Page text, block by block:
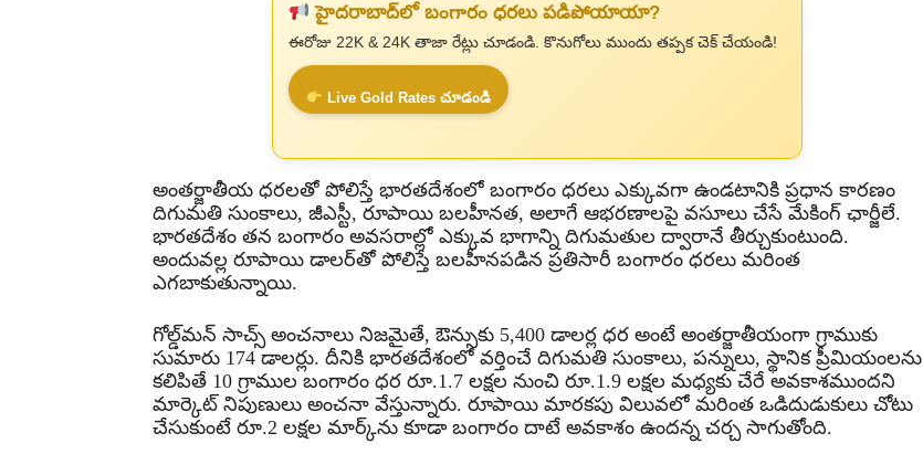
హైదరాబాద్‌లో బంగారం ధరలు పడిపోయాయా?
ఈరోజు 22K & 24K తాజా రేట్లు చూడండి. కొనుగోలు ముందు తప్పక చెక్ చేయండి!
Live Gold Rates చూడండి
అంతర్జాతీయ ధరలతో పోలిస్తే భారతదేశంలో బంగారం ధరలు ఎక్కువగా ఉండటానికి ప్రధాన కారణం
దిగుమతి సుంకాలు, జీఎస్టీ, రూపాయి బలహీనత, అలాగే ఆభరణాలపై వసూలు చేసే మేకింగ్ ఛార్జీలే.
భారతదేశం తన బంగారం అవసరాల్లో ఎక్కువ భాగాన్ని దిగుమతుల ద్వారానే తీర్చుకుంటుంది.
అందువల్ల రూపాయి డాలర్‌తో పోలిస్తే బలహీనపడిన ప్రతిసారీ బంగారం ధరలు మరింత
ఎగబాకుతున్నాయి.
గోల్డ్‌మన్ సాచ్స్ అంచనాలు నిజమైతే, ఔన్సుకు 5,400 డాలర్ల ధర అంటే అంతర్జాతీయంగా గ్రాముకు
సుమారు 174 డాలర్లు. దీనికి భారతదేశంలో వర్తించే దిగుమతి సుంకాలు, పన్నులు, స్థానిక ప్రీమియంలను
కలిపితే 10 గ్రాముల బంగారం ధర రూ.1.7 లక్షల నుంచి రూ.1.9 లక్షల మధ్యకు చేరే అవకాశముందని
మార్కెట్ నిపుణులు అంచనా వేస్తున్నారు. రూపాయి మారకపు విలువలో మరింత ఒడిదుడుకులు చోటు
చేసుకుంటే రూ.2 లక్షల మార్క్‌ను కూడా బంగారం దాటే అవకాశం ఉందన్న చర్చ సాగుతోంది.